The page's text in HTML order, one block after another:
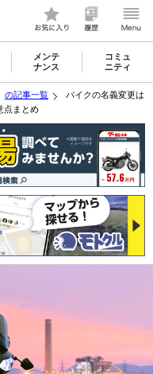
メンテ
ナンス
コミュ
ニティ
の記事一覧
バイクの名義変更は
点まとめ